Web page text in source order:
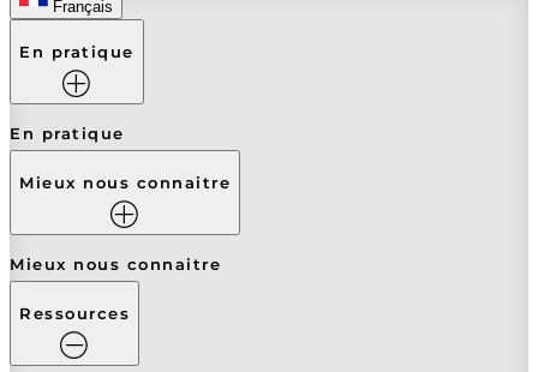
Français
En pratique
En pratique
Mieux nous connaitre
Mieux nous connaitre
Ressources